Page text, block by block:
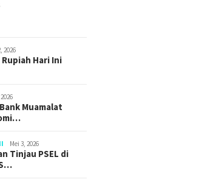
2026
Hari Ini
Muamalat
Mei 3, 2026
Tinjau PSEL di